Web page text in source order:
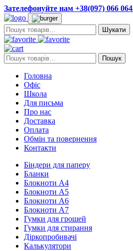
Зателефонуйте нам +38(097) 066
Пошук:
Пошук: Пошук
Головна
Офіс
Школа
Для письма
Про нас
Доставка
Оплата
Обмін та повернення
Контакти
Біндери для паперу
Бланки
Блокноти А4
Блокноти А5
Блокноти А6
Блокноти А7
Гумки для грошей
Гумки для стирання
Діркопробивачі
Калькулятори